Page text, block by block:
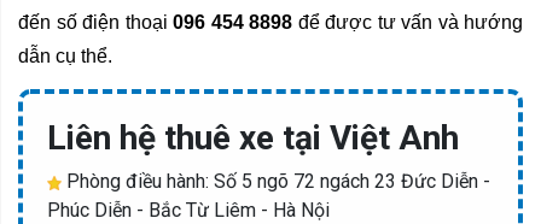
đến số điện thoại 096 454 8898 để được tư vấn và hướng
dẫn cụ thể.
Liên hệ thuê xe tại Việt Anh
Phòng điều hành: Số 5 ngõ 72 ngách 23 Đức Diễn -
Phúc Diễn - Bắc Từ Liêm - Hà Nội